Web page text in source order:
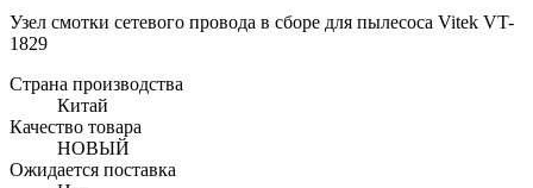
Узел смотки сетевого провода в сборе для пылесоса Vitek VT-
1829
Страна производства
Китай
Качество товара
НОВЫЙ
Ожидается поставка